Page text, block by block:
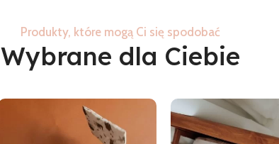
Produkty, które mogą Ci się spodobać
Wybrane dla Ciebie